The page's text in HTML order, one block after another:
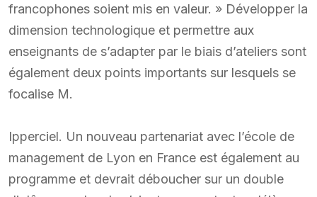
francophones soient mis en valeur. » Développer la
dimension technologique et permettre aux
enseignants de s’adapter par le biais d’ateliers sont
également deux points importants sur lesquels se
focalise M.
Ipperciel. Un nouveau partenariat avec l’école de
management de Lyon en France est également au
programme et devrait déboucher sur un double